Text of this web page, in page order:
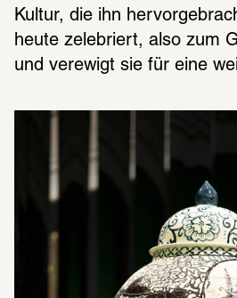
Kultur, die ihn
heute zelebriert, also zum
und verewigt sie für eine